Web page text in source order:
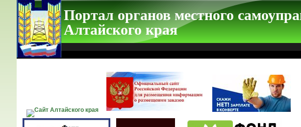
Портал органов местного
Алтайского края